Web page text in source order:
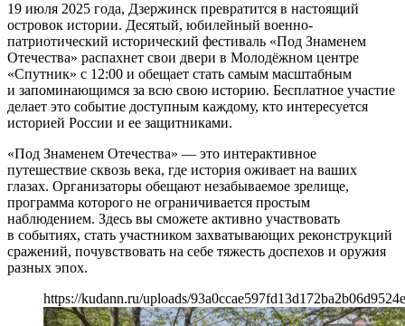
19 июля 2025 года, Дзержинск превратится в настоящий
островок истории. Десятый, юбилейный военно-
патриотический исторический фестиваль «Под Знаменем
Отечества» распахнет свои двери в Молодёжном центре
«Спутник» с 12:00 и обещает стать самым масштабным
и запоминающимся за всю свою историю. Бесплатное участие
делает это событие доступным каждому, кто интересуется
историей России и ее защитниками.
«Под Знаменем Отечества» — это интерактивное
путешествие сквозь века, где история оживает на ваших
глазах. Организаторы обещают незабываемое зрелище,
программа которого не ограничивается простым
наблюдением. Здесь вы сможете активно участвовать
в событиях, стать участником захватывающих реконструкций
сражений, почувствовать на себе тяжесть доспехов и оружия
разных эпох.
https://kudann.ru/uploads/